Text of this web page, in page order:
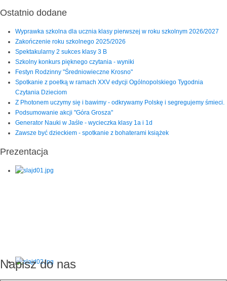
Ostatnio dodane
Wyprawka szkolna dla ucznia klasy pierwszej w roku szkolnym 2026/2027
Zakończenie roku szkolnego 2025/2026
Spektakularny 2 sukces klasy 3 B
Szkolny konkurs pięknego czytania - wyniki
Festyn Rodzinny "Średniowieczne Krosno"
Spotkanie z poetką w ramach XXV edycji Ogólnopolskiego Tygodnia
Czytania Dzieciom
Z Photonem uczymy się i bawimy - odkrywamy Polskę i segregujemy śmieci.
Podsumowanie akcji "Góra Grosza"
Generator Nauki w Jaśle - wycieczka klasy 1a i 1d
Zawsze być dzieckiem - spotkanie z bohaterami książek
Prezentacja
Napisz do nas